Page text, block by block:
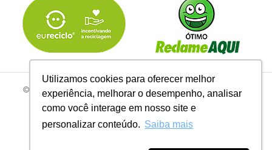
Utilizamos cookies para oferecer melhor
experiência, melhorar o desempenho, analisar
como você interage em nosso site e
personalizar conteúdo. Saiba mais
© 2026 | Todos os Direitos Reservados Linhas Corrente - CNPJ
R. do Manifesto, 705 - Ipiranga, São Paulo - SP, 04209-000